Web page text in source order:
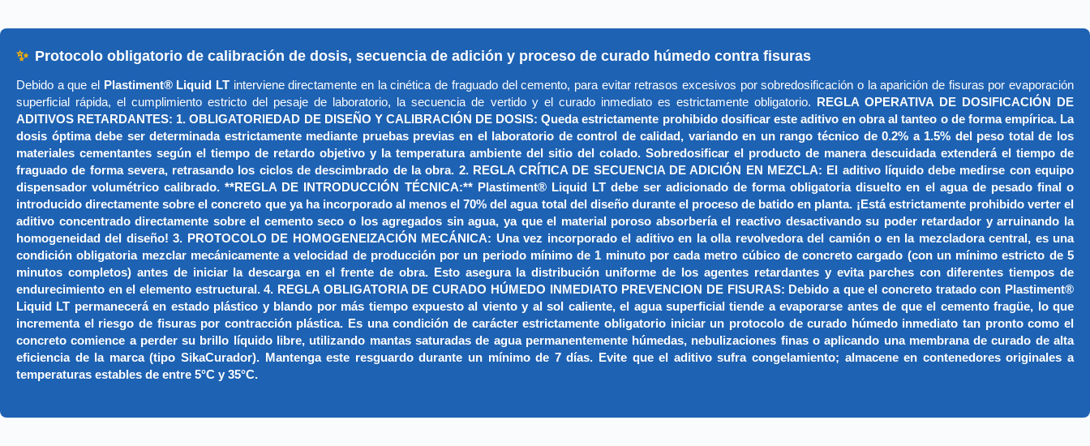
✨ Protocolo obligatorio de calibración de dosis, secuencia de adición y proceso de curado húmedo contra fisuras
Debido a que el Plastiment® Liquid LT interviene directamente en la cinética de fraguado del cemento, para evitar retrasos excesivos por sobredosificación o la aparición de fisuras por evaporación
superficial rápida, el cumplimiento estricto del pesaje de laboratorio, la secuencia de vertido y el curado inmediato es estrictamente obligatorio.
REGLA OPERATIVA DE DOSIFICACIÓN DE
ADITIVOS RETARDANTES: 1. OBLIGATORIEDAD DE DISEÑO Y CALIBRACIÓN DE DOSIS: Queda estrictamente prohibido dosificar este aditivo en obra al tanteo o de forma empírica. La
dosis óptima debe ser determinada estrictamente mediante pruebas previas en el laboratorio de control de calidad, variando en un rango técnico de 0.2% a 1.5% del peso total de los
materiales cementantes según el tiempo de retardo objetivo y la temperatura ambiente del sitio del colado. Sobredosificar el producto de manera descuidada extenderá el tiempo de
fraguado de forma severa, retrasando los ciclos de descimbrado de la obra. 2. REGLA CRÍTICA DE SECUENCIA DE ADICIÓN EN MEZCLA: El aditivo líquido debe medirse con equipo
dispensador volumétrico calibrado. **REGLA DE INTRODUCCIÓN TÉCNICA:** Plastiment® Liquid LT debe ser adicionado de forma obligatoria disuelto en el agua de pesado final o
introducido directamente sobre el concreto que ya ha incorporado al menos el 70% del agua total del diseño durante el proceso de batido en planta. ¡Está estrictamente prohibido verter el
aditivo concentrado directamente sobre el cemento seco o los agregados sin agua, ya que el material poroso absorbería el reactivo desactivando su poder retardador y arruinando la
homogeneidad del diseño! 3. PROTOCOLO DE HOMOGENEIZACIÓN MECÁNICA: Una vez incorporado el aditivo en la olla revolvedora del camión o en la mezcladora central, es una
condición obligatoria mezclar mecánicamente a velocidad de producción por un periodo mínimo de 1 minuto por cada metro cúbico de concreto cargado (con un mínimo estricto de 5
minutos completos) antes de iniciar la descarga en el frente de obra. Esto asegura la distribución uniforme de los agentes retardantes y evita parches con diferentes tiempos de
endurecimiento en el elemento estructural. 4. REGLA OBLIGATORIA DE CURADO HÚMEDO INMEDIATO PREVENCION DE FISURAS: Debido a que el concreto tratado con Plastiment®
Liquid LT permanecerá en estado plástico y blando por más tiempo expuesto al viento y al sol caliente, el agua superficial tiende a evaporarse antes de que el cemento fragüe, lo que
incrementa el riesgo de fisuras por contracción plástica. Es una condición de carácter estrictamente obligatorio iniciar un protocolo de curado húmedo inmediato tan pronto como el
concreto comience a perder su brillo líquido libre, utilizando mantas saturadas de agua permanentemente húmedas, nebulizaciones finas o aplicando una membrana de curado de alta
eficiencia de la marca (tipo SikaCurador). Mantenga este resguardo durante un mínimo de 7 días. Evite que el aditivo sufra congelamiento; almacene en contenedores originales a
temperaturas estables de entre 5°C y 35°C.